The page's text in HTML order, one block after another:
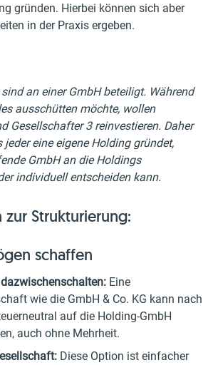
gründen. Hierbei können sich aber
in der Praxis ergeben.
an einer GmbH beteiligt. Während
ausschütten möchte, wollen
Gesellschafter 3 reinvestieren. Daher
eine eigene Holding gründet,
GmbH an die Holdings
individuell entscheiden kann.
Strukturierung:
schaffen
dazwischenschalten: Eine
wie die GmbH & Co. KG kann nach
auf die Holding-GmbH
auch ohne Mehrheit.
Diese Option ist einfacher